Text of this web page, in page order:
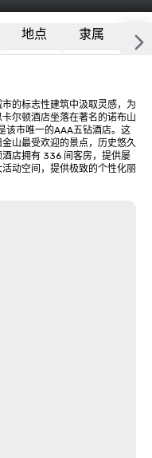
地点 隶属 更
的标志性建筑中汲取灵感，为
尔顿酒店坐落在著名的诺布山
该市唯一的AAA五钻酒店。这
山最受欢迎的景点，历史悠久
店拥有 336 间客房，提供屡
动空间，提供极致的个性化丽